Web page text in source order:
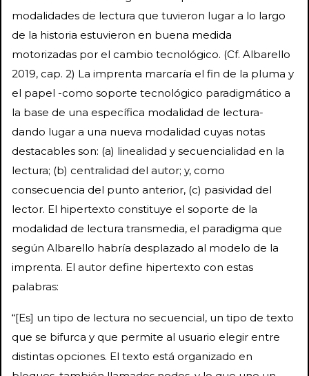
modalidades de lectura que tuvieron lugar a lo largo
de la historia estuvieron en buena medida
motorizadas por el cambio tecnológico. (Cf. Albarello
2019, cap. 2) La imprenta marcaría el fin de la pluma y
el papel -como soporte tecnológico paradigmático a
la base de una específica modalidad de lectura-
dando lugar a una nueva modalidad cuyas notas
destacables son: (a) linealidad y secuencialidad en la
lectura; (b) centralidad del autor; y, como
consecuencia del punto anterior, (c) pasividad del
lector. El hipertexto constituye el soporte de la
modalidad de lectura transmedia, el paradigma que
según Albarello habría desplazado al modelo de la
imprenta. El autor define hipertexto con estas
palabras:
“[Es] un tipo de lectura no secuencial, un tipo de texto
que se bifurca y que permite al usuario elegir entre
distintas opciones. El texto está organizado en